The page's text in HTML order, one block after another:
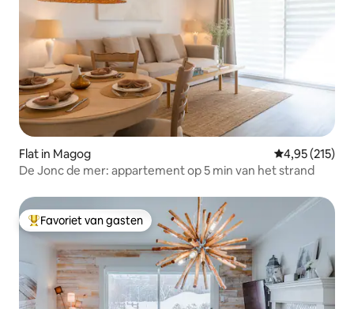
Flat in Magog Gemiddelde
4,95 (215)
De Jonc de mer: appartement op 5 min van het strand
Topfavoriet van gasten
Favoriet van gasten